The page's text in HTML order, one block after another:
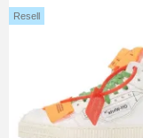
Resell